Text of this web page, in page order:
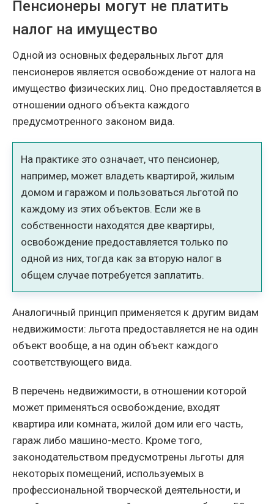
Пенсионеры могут не платить
налог на имущество
Одной из основных федеральных льгот для
пенсионеров является освобождение от налога на
имущество физических лиц. Оно предоставляется в
отношении одного объекта каждого
предусмотренного законом вида.
На практике это означает, что пенсионер,
например, может владеть квартирой, жилым
домом и гаражом и пользоваться льготой по
каждому из этих объектов. Если же в
собственности находятся две квартиры,
освобождение предоставляется только по
одной из них, тогда как за вторую налог в
общем случае потребуется заплатить.
Аналогичный принцип применяется к другим видам
недвижимости: льгота предоставляется не на один
объект вообще, а на один объект каждого
соответствующего вида.
В перечень недвижимости, в отношении которой
может применяться освобождение, входят
квартира или комната, жилой дом или его часть,
гараж либо машино-место. Кроме того,
законодательством предусмотрены льготы для
некоторых помещений, используемых в
профессиональной творческой деятельности, и